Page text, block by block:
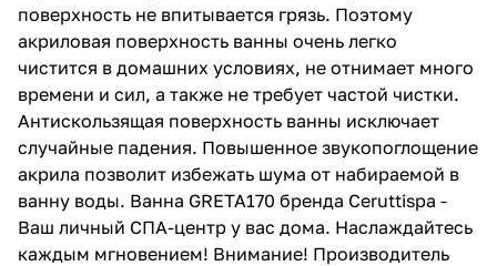
поверхность не впитывается грязь. Поэтому
акриловая поверхность ванны очень легко
чистится в домашних условиях, не отнимает много
времени и сил, а также не требует частой чистки.
Антискользящая поверхность ванны исключает
случайные падения. Повышенное звукопоглощение
акрила позволит избежать шума от набираемой в
ванну воды. Ванна GRETA170 бренда Ceruttispa -
Ваш личный СПА-центр у вас дома. Наслаждайтесь
каждым мгновением! Внимание! Производитель